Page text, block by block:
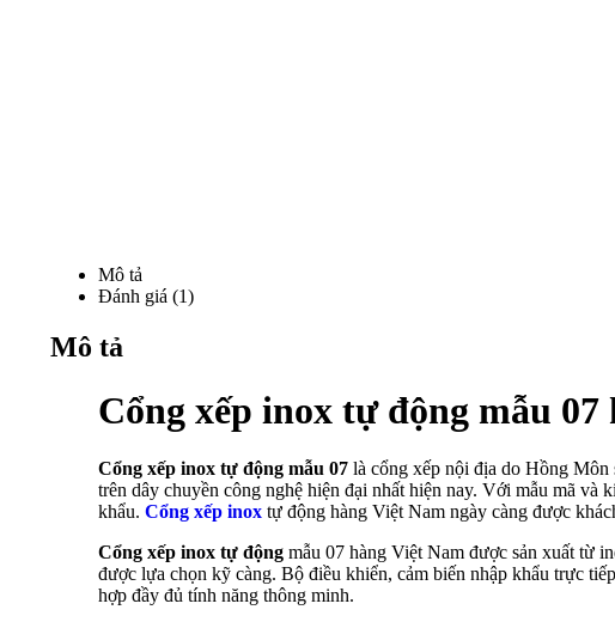
Mô tả
Đánh giá (1)
Mô tả
Cổng xếp inox tự động mẫu 07
Cổng xếp inox tự động mẫu 07 là cổng xếp nội địa do Hồng
trên dây chuyền công nghệ hiện đại nhất hiện nay. Với mẫu mã và
khẩu. Cổng xếp inox tự động hàng Việt Nam ngày càng được
Cổng xếp inox tự động mẫu 07 hàng Việt Nam được sản xuất từ
được lựa chọn kỹ càng. Bộ điều khiển, cảm biến nhập khẩu trực
hợp đầy đủ tính năng thông minh.